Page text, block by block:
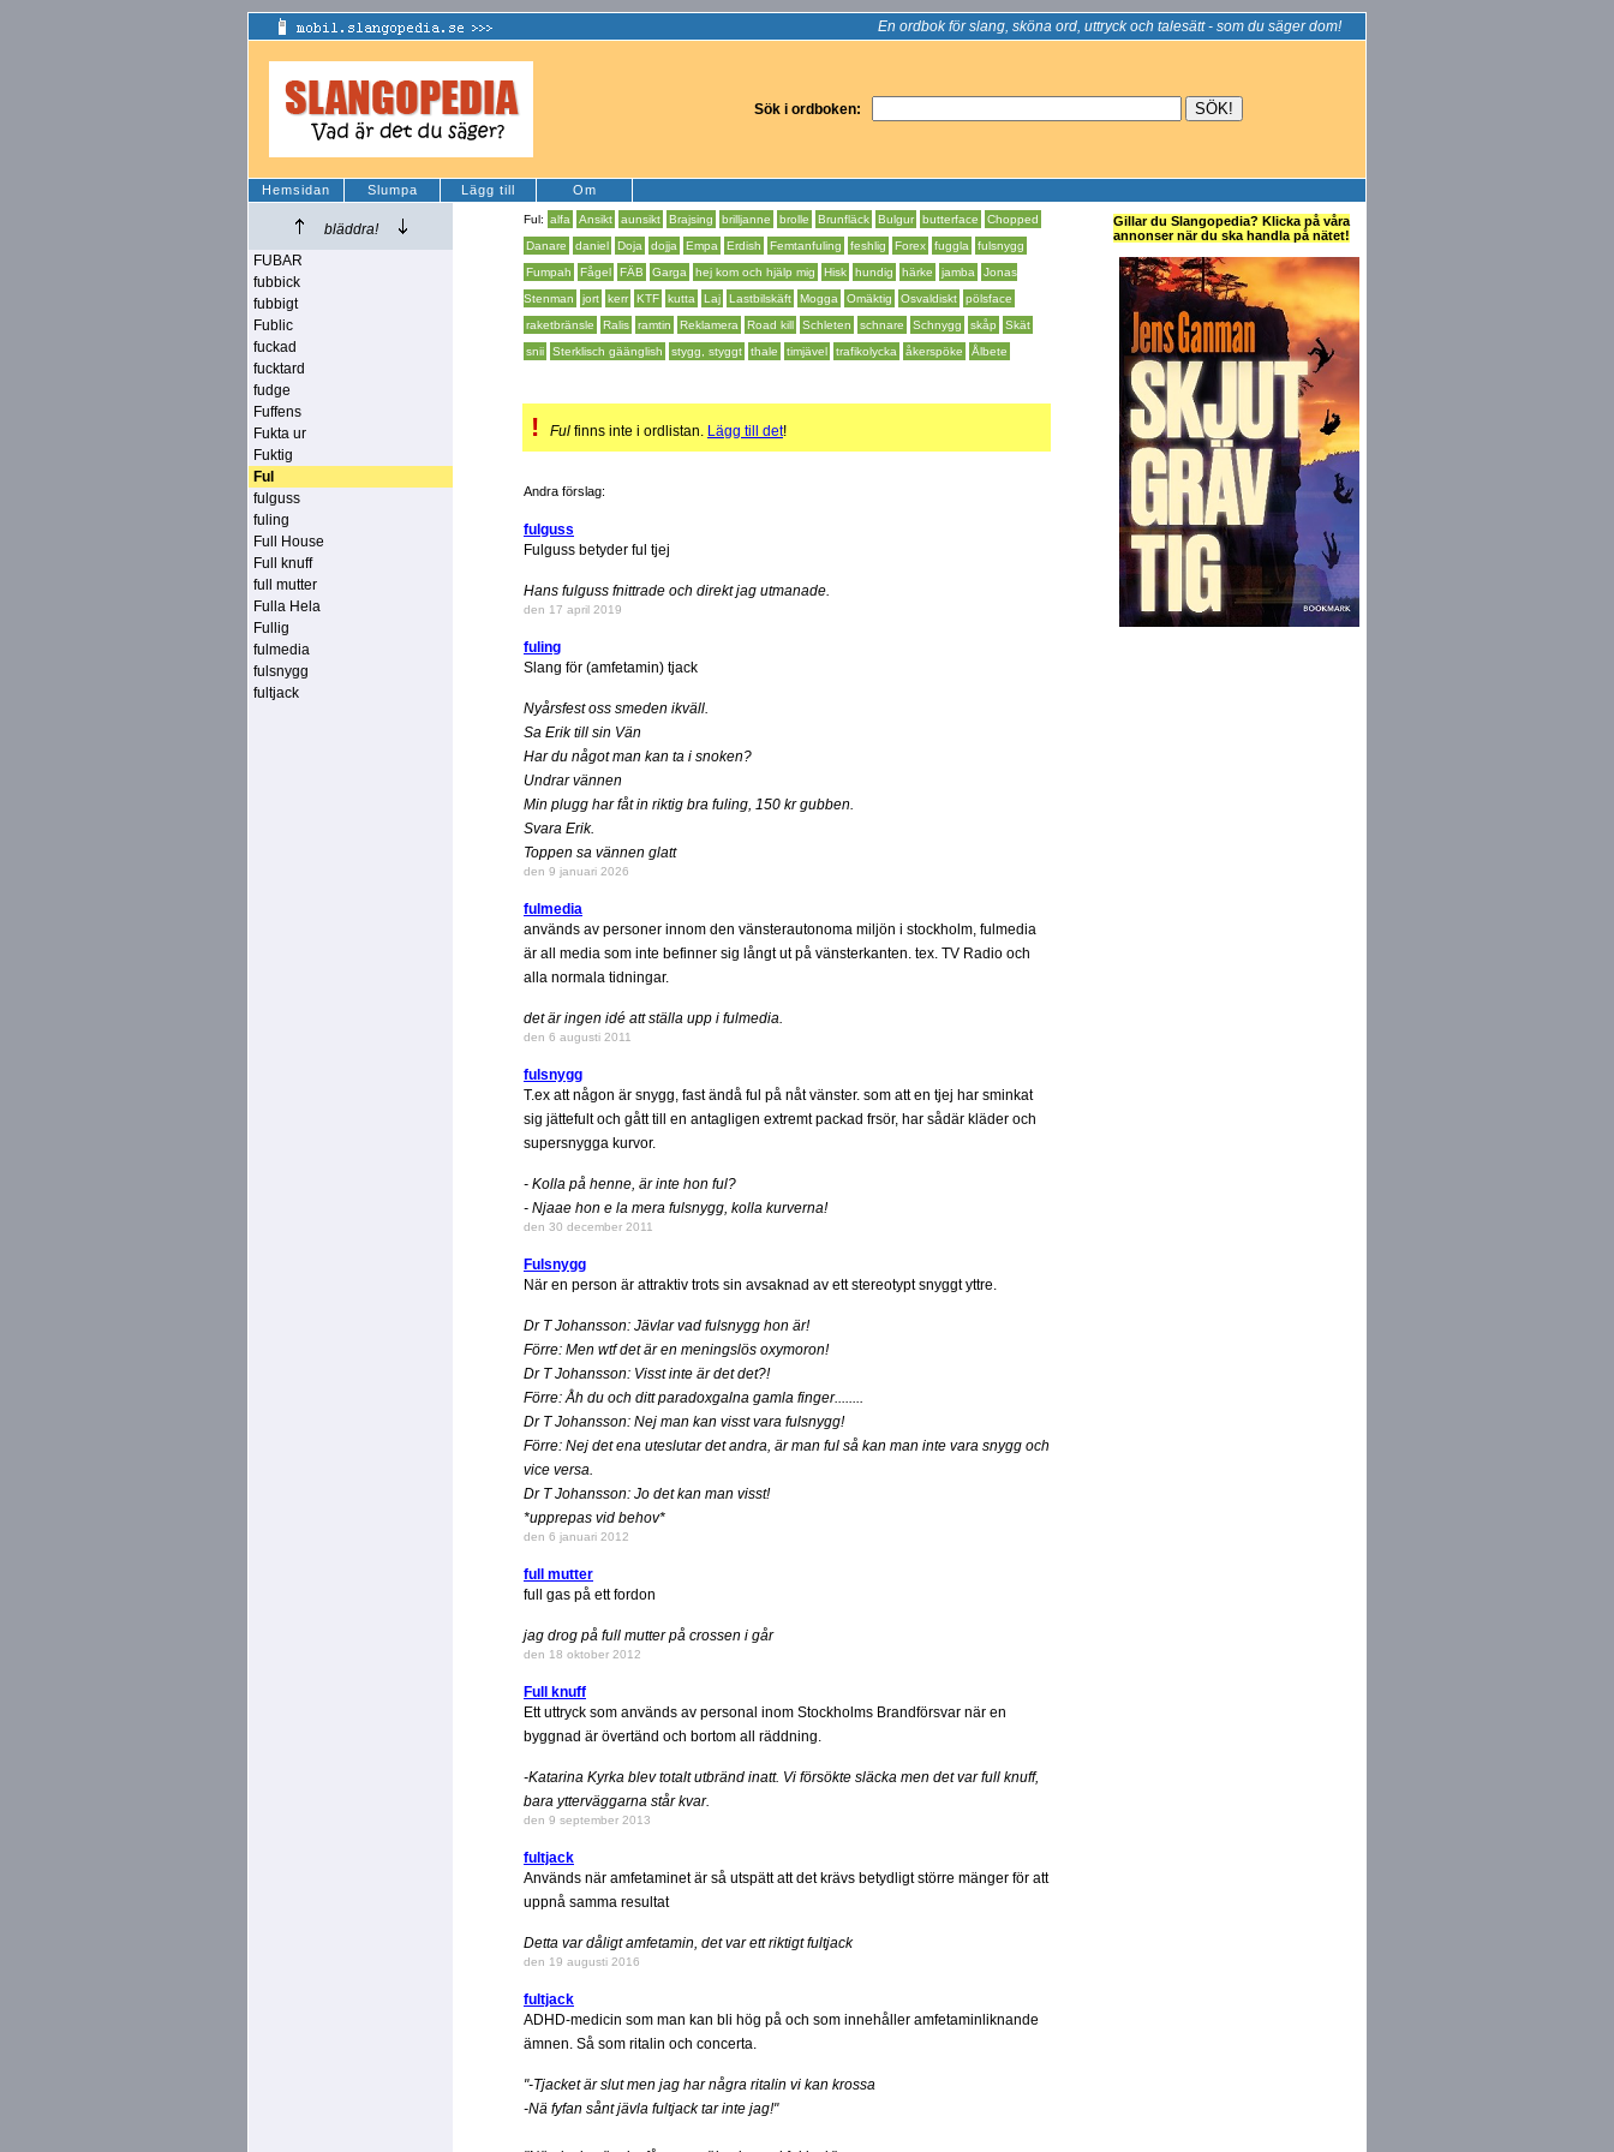
En ordbok för slang, sköna ord, uttryck och talesätt - som du säger dom!
Sök i ordboken:
Hemsidan Slumpa Lägg till Om
bläddra!
FUBAR
fubbick
fubbigt
Fublic
fuckad
fucktard
fudge
Fuffens
Fukta ur
Fuktig
Ful
fulguss
fuling
Full House
Full knuff
full mutter
Fulla Hela
Fullig
fulmedia
fulsnygg
fultjack
Ful: alfa Ansikt aunsikt Brajsing brilljanne brolle Brunfläck Bulgur butterface
Chopped
Danare
daniel Doja dojja Empa Erdish Femtanfuling feshlig Forex fuggla
fulsnygg
Fumpah
Fågel FÄB Garga hej kom och hjälp mig Hisk hundig härke jamba
Jonas
Stenman
jort kerr KTF kutta Laj Lastbilskäft Mogga Omäktig Osvaldiskt
pölsface
raketbränsle
Ralis ramtin Reklamera Road kill Schleten schnare Schnygg skåp
Skät
snii
Sterklisch gäänglish stygg, styggt thale timjävel trafikolycka åkerspöke Ålbete
! Ful finns inte i ordlistan. Lägg till det!
Andra förslag:
fulguss
Fulguss betyder ful tjej
Hans fulguss fnittrade och direkt jag utmanade.
den 17 april 2019
fuling
Slang för (amfetamin) tjack
Nyårsfest oss smeden ikväll.
Sa Erik till sin Vän
Har du något man kan ta i snoken?
Undrar vännen
Min plugg har fåt in riktig bra fuling, 150 kr gubben.
Svara Erik.
Toppen sa vännen glatt
den 9 januari 2026
fulmedia
används av personer innom den vänsterautonoma miljön i stockholm, fulmedia
är all media som inte befinner sig långt ut på vänsterkanten. tex. TV Radio och
alla normala tidningar.
det är ingen idé att ställa upp i fulmedia.
den 6 augusti 2011
fulsnygg
T.ex att någon är snygg, fast ändå ful på nåt vänster. som att en tjej har sminkat
sig jättefult och gått till en antagligen extremt packad frsör, har sådär kläder och
supersnygga kurvor.
- Kolla på henne, är inte hon ful?
- Njaae hon e la mera fulsnygg, kolla kurverna!
den 30 december 2011
Fulsnygg
När en person är attraktiv trots sin avsaknad av ett stereotypt snyggt yttre.
Dr T Johansson: Jävlar vad fulsnygg hon är!
Förre: Men wtf det är en meningslös oxymoron!
Dr T Johansson: Visst inte är det det?!
Förre: Åh du och ditt paradoxgalna gamla finger........
Dr T Johansson: Nej man kan visst vara fulsnygg!
Förre: Nej det ena uteslutar det andra, är man ful så kan man inte vara snygg och
vice versa.
Dr T Johansson: Jo det kan man visst!
*upprepas vid behov*
den 6 januari 2012
full mutter
full gas på ett fordon
jag drog på full mutter på crossen i går
den 18 oktober 2012
Full knuff
Ett uttryck som används av personal inom Stockholms Brandförsvar när en
byggnad är övertänd och bortom all räddning.
-Katarina Kyrka blev totalt utbränd inatt. Vi försökte släcka men det var full knuff,
bara ytterväggarna står kvar.
den 9 september 2013
fultjack
Används när amfetaminet är så utspätt att det krävs betydligt större mänger för att
uppnå samma resultat
Detta var dåligt amfetamin, det var ett riktigt fultjack
den 19 augusti 2016
fultjack
ADHD-medicin som man kan bli hög på och som innehåller amfetaminliknande
ämnen. Så som ritalin och concerta.
"-Tjacket är slut men jag har några ritalin vi kan krossa
-Nä fyfan sånt jävla fultjack tar inte jag!"
Gillar du Slangopedia? Klicka på våra
annonser när du ska handla på nätet!